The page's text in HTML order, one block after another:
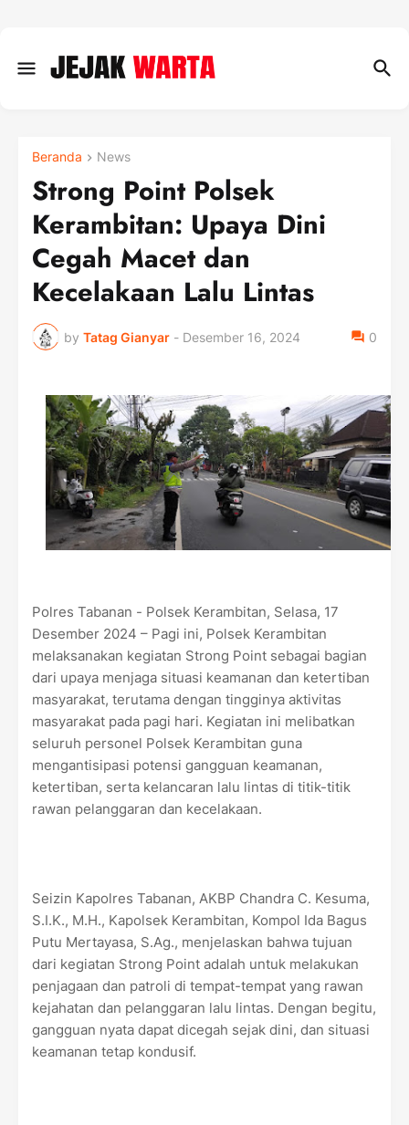
Beranda News
Strong Point Polsek
Kerambitan: Upaya Dini
Cegah Macet dan
Kecelakaan Lalu Lintas
by Tatag Gianyar - Desember 16, 2024 0
Polres Tabanan - Polsek Kerambitan, Selasa, 17
Desember 2024 – Pagi ini, Polsek Kerambitan
melaksanakan kegiatan Strong Point sebagai bagian
dari upaya menjaga situasi keamanan dan ketertiban
masyarakat, terutama dengan tingginya aktivitas
masyarakat pada pagi hari. Kegiatan ini melibatkan
seluruh personel Polsek Kerambitan guna
mengantisipasi potensi gangguan keamanan,
ketertiban, serta kelancaran lalu lintas di titik-titik
rawan pelanggaran dan kecelakaan.
Seizin Kapolres Tabanan, AKBP Chandra C. Kesuma,
S.I.K., M.H., Kapolsek Kerambitan, Kompol Ida Bagus
Putu Mertayasa, S.Ag., menjelaskan bahwa tujuan
dari kegiatan Strong Point adalah untuk melakukan
penjagaan dan patroli di tempat-tempat yang rawan
kejahatan dan pelanggaran lalu lintas. Dengan begitu,
gangguan nyata dapat dicegah sejak dini, dan situasi
keamanan tetap kondusif.